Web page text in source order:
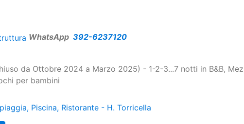
per bambini
Piscina, Ristorante - H. Torricella